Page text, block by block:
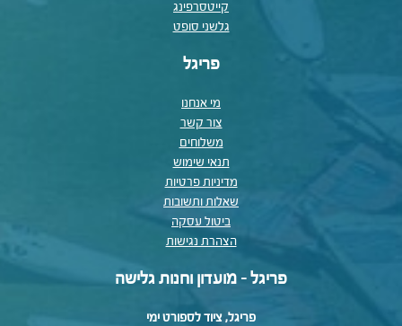
קייטסרפינג
גלשני סופט
פריגל
מי אנחנו
צור קשר
משלוחים
תנאי שימוש
מדיניות פרטיות
שאלות ותשובות
ביטול עסקה
הצהרת נגישות
פריגל - מועדון וחנות גלישה
פריגל, ציוד לספורט ימי